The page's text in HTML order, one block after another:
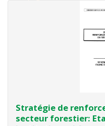
Stratégie de
secteur forestier: